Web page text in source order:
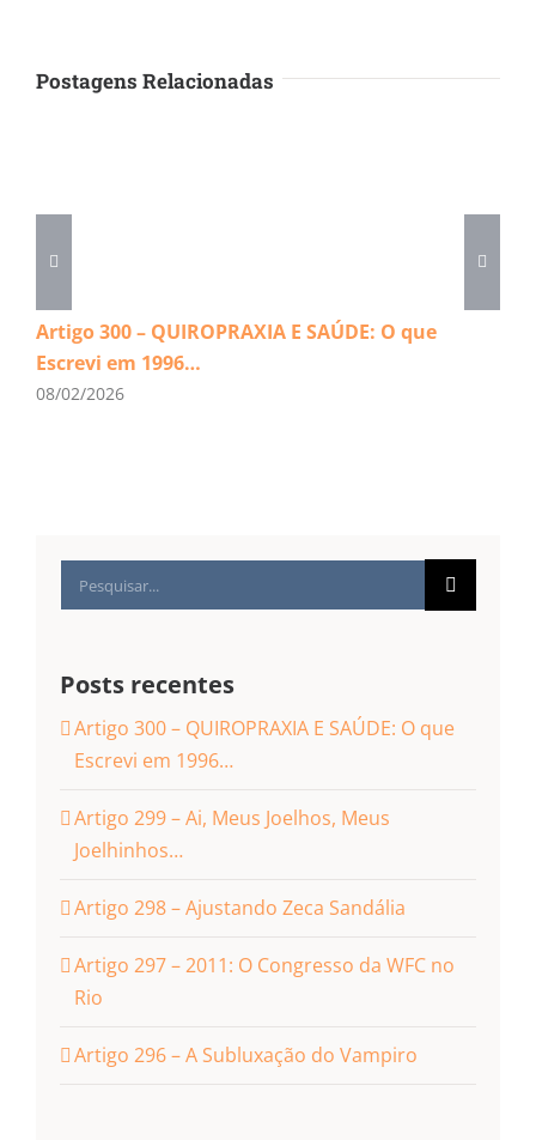
Postagens Relacionadas
Artigo 300 – QUIROPRAXIA E SAÚDE: O que
Escrevi em 1996…
08/02/2026
resultados
Posts recentes
Artigo 300 – QUIROPRAXIA E SAÚDE: O que
Escrevi em 1996…
Artigo 299 – Ai, Meus Joelhos, Meus
Joelhinhos…
Artigo 298 – Ajustando Zeca Sandália
Artigo 297 – 2011: O Congresso da WFC no
Rio
Artigo 296 – A Subluxação do Vampiro